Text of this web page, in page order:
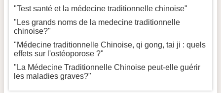
"Test santé et la médecine traditionnelle chinoise"
"Les grands noms de la medecine traditionnelle
chinoise?"
"Médecine traditionnelle Chinoise, qi gong, tai ji : quels
effets sur l'ostéoporose ?"
"La Médecine Traditionnelle Chinoise peut-elle guérir
les maladies graves?"